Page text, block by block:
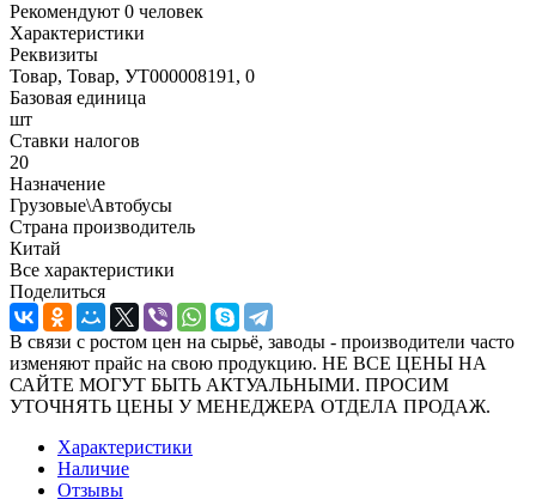
Рекомендуют 0 человек
Характеристики
Реквизиты
Товар, Товар, УТ000008191, 0
Базовая единица
шт
Ставки налогов
20
Назначение
Грузовые\Автобусы
Страна производитель
Китай
Все характеристики
Поделиться
В связи с ростом цен на сырьё, заводы - производители часто
изменяют прайс на свою продукцию. НЕ ВСЕ ЦЕНЫ НА
САЙТЕ МОГУТ БЫТЬ АКТУАЛЬНЫМИ. ПРОСИМ
УТОЧНЯТЬ ЦЕНЫ У МЕНЕДЖЕРА ОТДЕЛА ПРОДАЖ.
Характеристики
Наличие
Отзывы